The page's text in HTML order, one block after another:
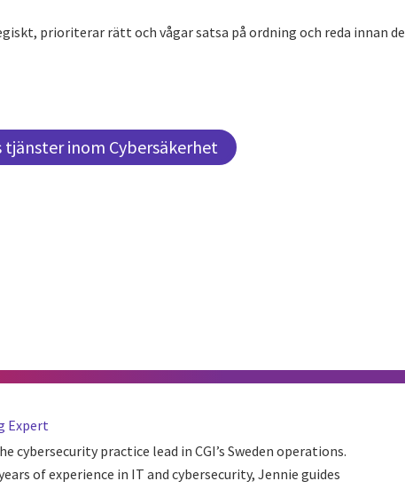
prioriterar rätt och vågar satsa på ordning och reda innan de
tjänster inom Cybersäkerhet
Email
on Print
Expert
cybersecurity practice lead in CGI’s Sweden operations.
of experience in IT and cybersecurity, Jennie guides